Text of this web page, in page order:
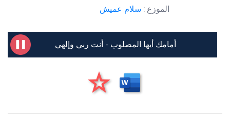
الموزع : سلام عميش
أمامك أيها المصلوب - أنت ربي وإلهي